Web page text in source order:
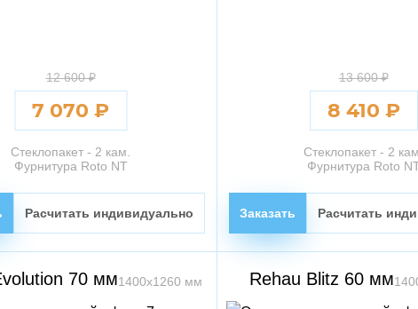
12 600 ₽
7 070 ₽
Стеклопакет - 2 кам.
Фурнитура Roto NT
Расчитать индивидуально
13 600 ₽
8 410 ₽
Стеклопакет - 2
Фурнитура Roto
Заказать Расчитать
70 мм1400х1260 мм Rehau Blitz 60 мм